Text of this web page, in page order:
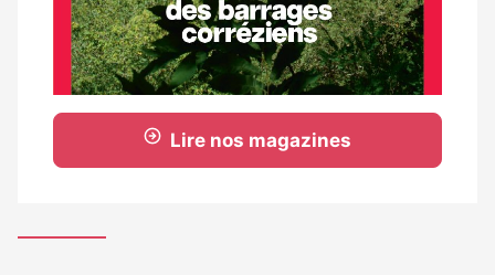
Lire nos magazines